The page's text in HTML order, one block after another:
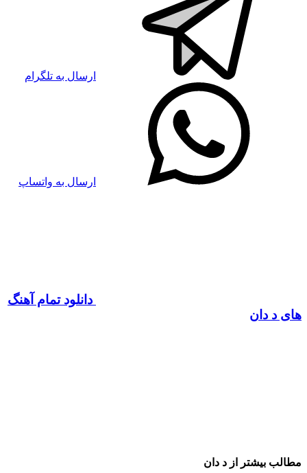
ارسال به تلگرام
ارسال به واتساپ
دانلود تمام آهنگ
های د دان
مطالب بیشتر از د دان